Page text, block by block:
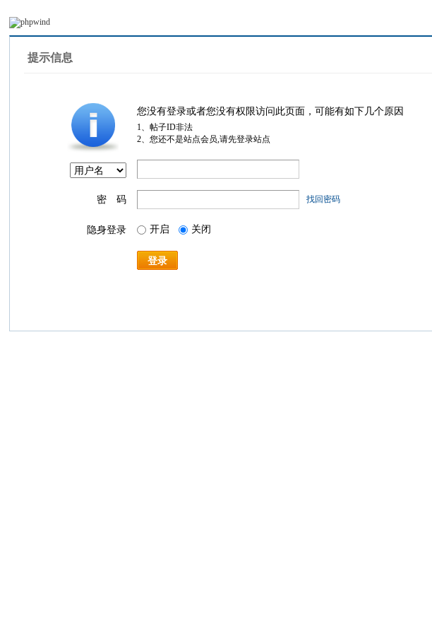
提示信息
您没有登录或者您没有权限访问此页面，可能有如下几个原因
1、帖子ID非法
2、您还不是站点会员,请先登录站点
密 码 找回密码
隐身登录 开启 关闭
登录